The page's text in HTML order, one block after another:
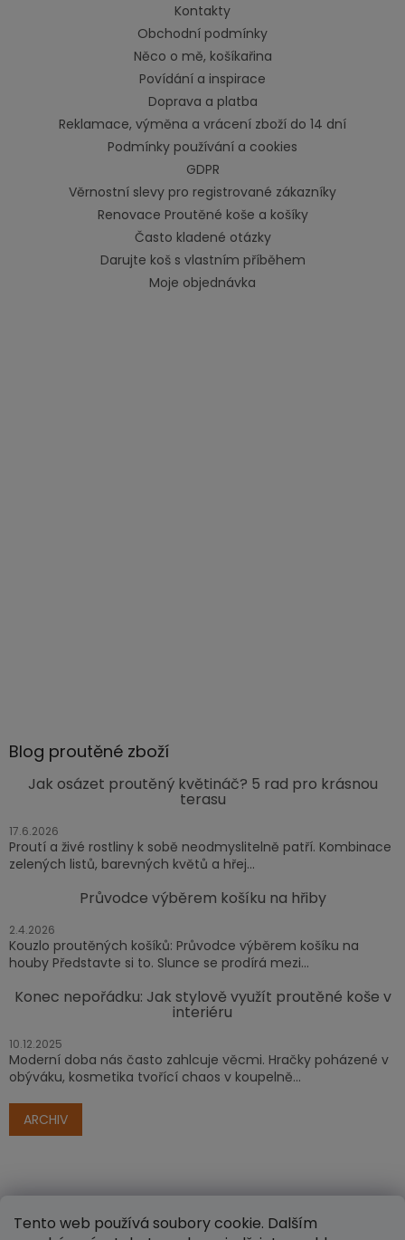
Tento web používá soubory cookie. Dalším
Kontakty
Obchodní podmínky
Něco o mě, košíkařina
Povídání a inspirace
Doprava a platba
Reklamace, výměna a vrácení zboží do 14 dní
Podmínky používání a cookies
GDPR
Věrnostní slevy pro registrované zákazníky
Renovace Proutěné koše a košíky
Často kladené otázky
Darujte koš s vlastním příběhem
Moje objednávka
Blog proutěné zboží
Jak osázet proutěný květináč? 5 rad pro krásnou
terasu
17.6.2026
Proutí a živé rostliny k sobě neodmyslitelně patří. Kombinace
zelených listů, barevných květů a hřej...
Průvodce výběrem košíku na hřiby
2.4.2026
Kouzlo proutěných košíků: Průvodce výběrem košíku na
houby Představte si to. Slunce se prodírá mezi...
Konec nepořádku: Jak stylově využít proutěné koše v
interiéru
10.12.2025
Moderní doba nás často zahlcuje věcmi. Hračky poházené v
obýváku, kosmetika tvořící chaos v koupelně...
ARCHIV